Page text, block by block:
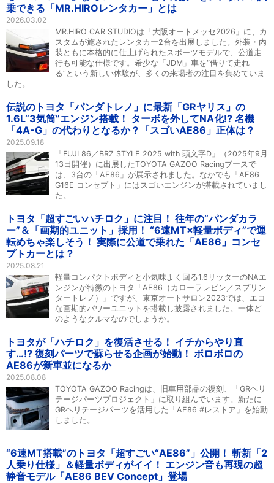
乗できる「MR.HIROレンタカー」とは
2026.03.02
MR.HIRO CAR STUDIOは「大阪オートメッセ2026」に、カ
スタムが施されたレンタカー2台を出展しました。外装・内
装ともに本格的に仕上げられたスポーツモデルで、公道走
行も可能な仕様です。希少な「JDM」車を“借りて走れ
る”という新しい体験が、多くの来場者の注目を集めていま
した。
伝説のトヨタ「パンダトレノ」に最新「GRヤリス」の
1.6L“3気筒”エンジン搭載！ ターボを外してNA化!? 名機
「4A-G」の代わりとなるか？「スゴいAE86」正体は？
2025.09.18
「FUJI 86／BRZ STYLE 2025 with 頭文字D」（2025年9月
13日開催）に出展したTOYOTA GAZOO Racingブースで
は、3台の「AE86」が展示されました。なかでも「AE86
G16E コンセプト」にはスゴいエンジンが搭載されていまし
た。
トヨタ「超すごいハチロク」に注目！ 往年の“パンダカラ
ー”＆「画期的ユニット」採用！ “6速MT×軽量ボディ”で運
転めちゃ楽しそう！ 実際に公道で乗れた「AE86」コンセ
プトカーとは？
2025.08.21
軽量コンパクトボディと小気味よく回る1.6リッターのNAエ
ンジンが特徴のトヨタ「AE86（カローラレビン／スプリン
タートレノ）」ですが、東京オートサロン2023では、エコ
な画期的パワーユニットを搭載し披露されました。一体ど
のようなクルマなのでしょうか。
トヨタが「ハチロク」を復活させる！ イチからやり直
す…!? 復刻パーツで蘇らせる企画が始動！ ボロボロの
AE86が新車並になるか
2025.08.08
TOYOTA GAZOO Racingは、旧車用部品の復刻、「GRヘリ
テージパーツプロジェクト」に取り組んでいます。新たに
GRヘリテージパーツを活用した「AE86 #レストア」を始動
しました。
“6速MT搭載”のトヨタ「超すごい“AE86”」公開！ 斬新「2
人乗り仕様」＆軽量ボディがイイ！ エンジン音も再現の超
静音モデル「AE86 BEV Concept」登場